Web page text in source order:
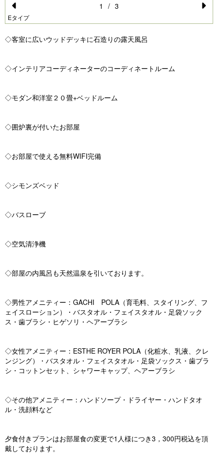
Pr
vi
u
Eタイプ
1 / 3
◇客室に広いウッドデッキに石造りの露天風呂
◇インテリアコーディネーターのコーディネートルーム
◇モダン和洋室２０畳+ベッドルーム
◇囲炉裏が付いたお部屋
◇お部屋で使える無料WIFI完備
◇シモンズベッド
◇バスローブ
◇空気清浄機
◇部屋の内風呂も天然温泉を引いております。
◇男性アメニティー：GACHI POLA（育毛料、スタイリング、フ
ェイスローション）・バスタオル・フェイスタオル・足袋ソック
ス・歯ブラシ・ヒゲソリ・ヘアーブラシ
◇女性アメニティー：ESTHE ROYER POLA（化粧水、乳液、クレ
ンジング）・バスタオル・フェイスタオル・足袋ソックス・歯ブラ
シ・コットンセット、シャワーキャップ、ヘアーブラシ
◇その他アメニティー：ハンドソープ・ドライヤー・ハンドタオ
ル・洗顔料など
夕食付きプランはお部屋食の変更で1人様につき3，300円税込を頂
戴しております。